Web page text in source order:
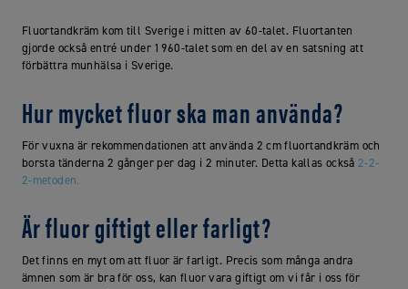
Fluortandkräm kom till Sverige i mitten av 60-talet. Fluortanten
gjorde också entré under 1960-talet som en del av en satsning att
förbättra munhälsa i Sverige.
Hur mycket fluor ska man använda?
För vuxna är rekommendationen att använda 2 cm fluortandkräm och
borsta tänderna 2 gånger per dag i 2 minuter. Detta kallas också2-2-
2-metoden.
Är fluor giftigt eller farligt?
Det finns en myt om att fluor är farligt. Precis som många andra
ämnen som är bra för oss, kan fluor vara giftigt om vi får i oss för